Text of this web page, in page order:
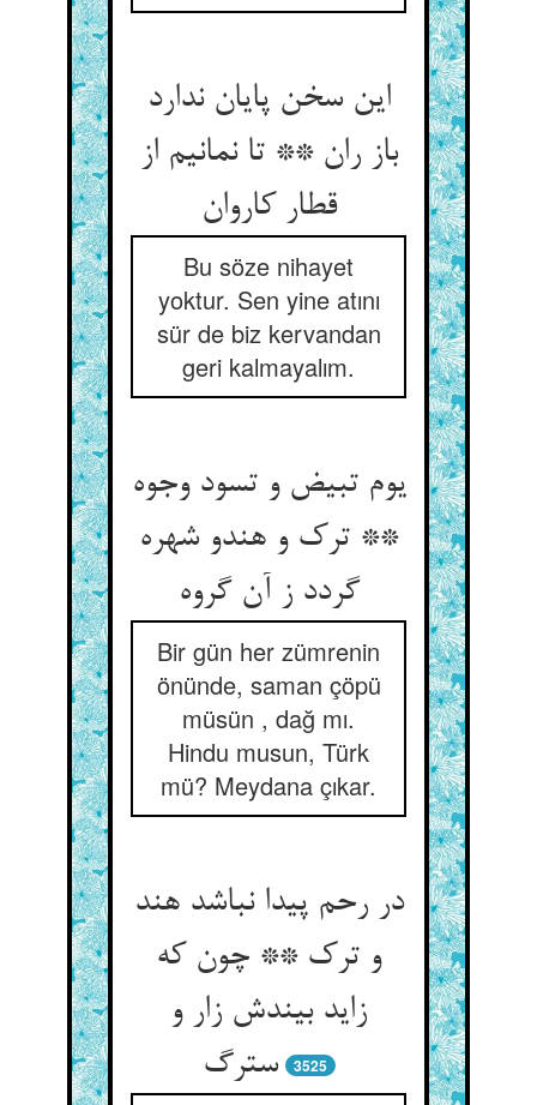
این سخن پایان ندارد
باز ران ** تا نمانیم از
قطار کاروان‌‌
Bu söze nihayet
yoktur. Sen yine atını
sür de biz kervandan
geri kalmayalım.
یوم تبیض و تسود وجوه
** ترک و هندو شهره
گردد ز آن گروه‌‌
Bir gün her zümrenin
önünde, saman çöpü
müsün , dağ mı.
Hindu musun, Türk
mü? Meydana çıkar.
در رحم پیدا نباشد هند
و ترک ** چون که
زاید بیندش زار و
سترگ‌‌
3525